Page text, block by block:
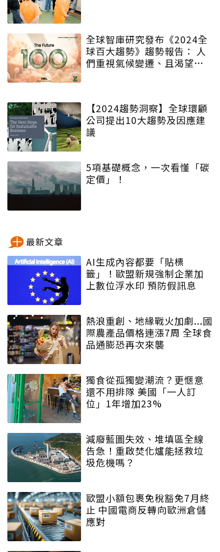
全球智庫研究發布《2024全
球百大趨勢》趨勢報告： 人
們重視氣候變遷、且渴望慢
【2024趨勢洞察】全球環顧
公司提出10大趨勢及因應建
議
5項基礎概念，一次看懂「碳
定價」！
最新文章
AI生成內容都要「貼標
籤」！歐盟新規強制企業加
上數位浮水印 預防假訊息
熱浪重創、地緣戰火加劇...國
際農產品價格連漲7周 全球食
品通膨恐再次來襲
獨食從孤獨變潮流？更愜意
還不用排隊 美國「一人訂
位」1年增加23%
減廢藍圖失效、堆填區全線
告急！重啟焚化爐能拯救垃
圾危機嗎？
歐盟小額包裹免稅豁免7月終
止 中國電商反轉向歐洲倉儲
應對